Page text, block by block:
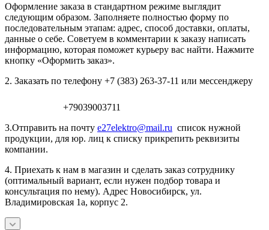
Оформление заказа в стандартном режиме выглядит
следующим образом. Заполняете полностью форму по
последовательным этапам: адрес, способ доставки, оплаты,
данные о себе. Советуем в комментарии к заказу написать
информацию, которая поможет курьеру вас найти. Нажмите
кнопку «Оформить заказ».
2. Заказать по телефону +7 (383) 263-37-11 или мессенджеру
+79039003711
3.Отправить на почту e27elektro@mail.ru список нужной
продукции, для юр. лиц к списку прикрепить реквизиты
компании.
4. Приехать к нам в магазин и сделать заказ сотруднику
(оптимальный вариант, если нужен подбор товара и
консультация по нему). Адрес Новосибирск, ул.
Владимировская 1а, корпус 2.